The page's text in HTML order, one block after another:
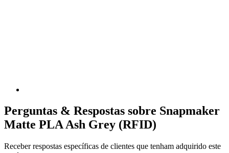
Perguntas & Respostas sobre Snapmaker
Matte PLA Ash Grey (RFID)
Receber respostas específicas de clientes que tenham adquirido este